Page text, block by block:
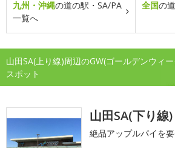
九州・沖縄の道の駅・SA/PA
一覧へ
全国の
山田SA(上り線)周辺のGW(ゴールデンウィ
スポット
山田SA(下り線)
絶品アップルパイを